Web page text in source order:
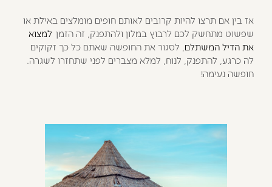
אז בין אם תרצו להיות קרובים לאותם חופים מומלצים באילת או
שפשוט מתחשק לכם לרבוץ במלון ולהתפנק, זה הזמן למצוא
את הדיל המשתלם , לסגור את החופשה שאתם כל כך זקוקים
לה כרגע, להתפנק, לנוח, למלא מצברים לפני שתחזרו לשגרה.
חופשה נעימה!